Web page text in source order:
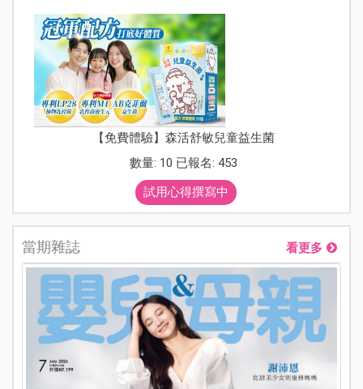
【免費體驗】森活舒敏兒童益生菌
數量: 10 已報名: 453
試用心得撰寫中
當期雜誌 看更多